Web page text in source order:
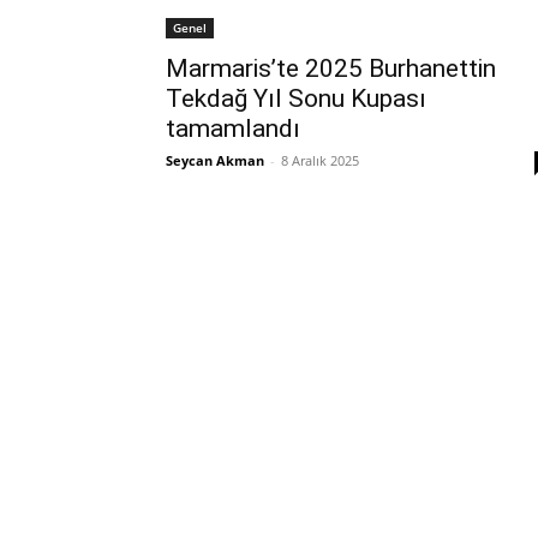
Genel
Marmaris’te 2025 Burhanettin
Tekdağ Yıl Sonu Kupası
tamamlandı
Seycan Akman - 8 Aralık 2025